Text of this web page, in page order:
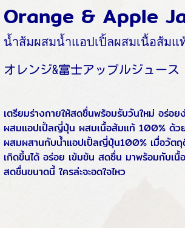
Orange & Apple
น้ำส้มผสมน้ำแอปเปิ้ลผสมเนื้อส้มแท้
オレンジ&富士アップルジュース
เตรียมร่างกายให้สดชื่นพร้อมรับวันใหม่ อร่อ
ผสมแอปเปิ้ลญี่ปุ่น ผสมเนื้อส้มแท้ 100% ด้ว
ผสมผสานกับน้ำแอปเปิ้ลญี่ปุ่น100% เมื่อวัต
เกิดขึ้นได้ อร่อย เข้มข้น สดชื่น มาพร้อมกับเ
สดชื่นขนาดนี้ ใครล่ะจะอดใจไหว